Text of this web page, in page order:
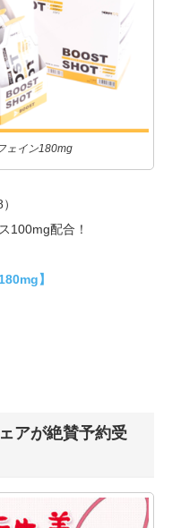
ェイン180mg
100mg配合！
】
アが絶賛予約受